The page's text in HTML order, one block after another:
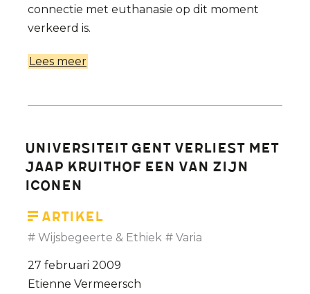
connectie met euthanasie op dit moment
verkeerd is.
Lees meer
op
een
in
over
euthanasie
Universiteit Gent verliest met
Jaap Kruithof een van zijn
iconen
Artikel
Wijsbegeerte & Ethiek Varia
27 februari 2009
Etienne Vermeersch